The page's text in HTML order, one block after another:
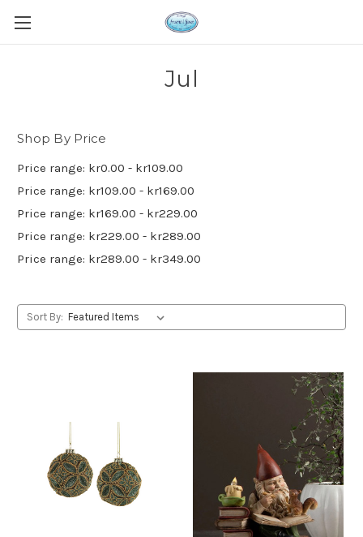
Jul
Shop By Price
Price range: kr0.00 - kr109.00
Price range: kr109.00 - kr169.00
Price range: kr169.00 - kr229.00
Price range: kr229.00 - kr289.00
Price range: kr289.00 - kr349.00
Sort By: